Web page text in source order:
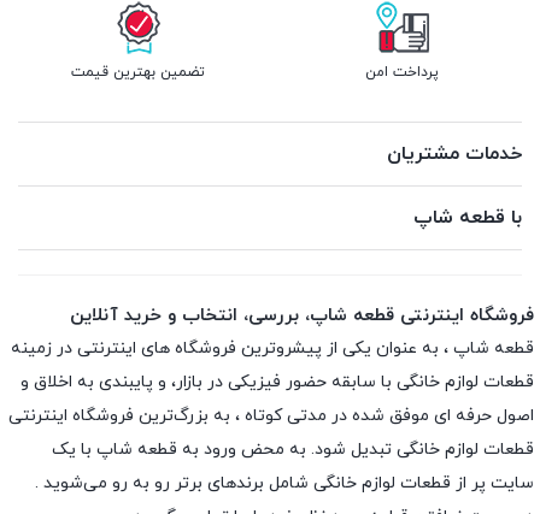
پرداخت امن تضمین بهترین قیمت
خدمات مشتریان
با قطعه شاپ
فروشگاه اینترنتی قطعه شاپ، بررسی، انتخاب و خرید آنلاین
قطعه شاپ ، به عنوان یکی از پیشروترین فروشگاه های اینترنتی در زمینه
قطعات لوازم خانگی با سابقه حضور فیزیکی در بازار، و پایبندی به اخلاق و
اصول حرفه ای موفق شده در مدتی کوتاه ، به بزرگ‌ترین فروشگاه اینترنتی
قطعات لوازم خانگی تبدیل شود. به محض ورود به قطعه شاپ با یک
سایت پر از قطعات لوازم خانگی شامل برندهای برتر رو به رو می‌شوید .